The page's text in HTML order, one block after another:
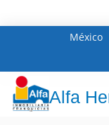
México
Alfa